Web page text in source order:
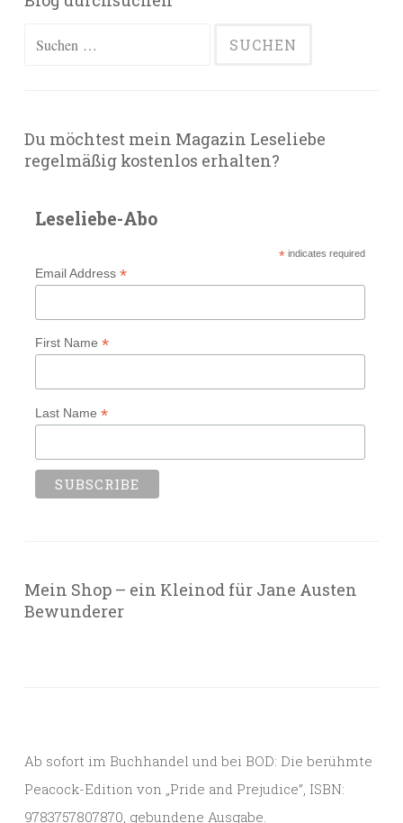
Suchen
Du möchtest mein Magazin Leseliebe
regelmäßig kostenlos erhalten?
Leseliebe-Abo
*indicates required
Email Address *
First Name *
Last Name *
Mein Shop – ein Kleinod für Jane Austen
Bewunderer
Ab sofort im Buchhandel und bei BOD: Die berühmte
Peacock-Edition von „Pride and Prejudice”, ISBN:
9783757807870, gebundene Ausgabe.